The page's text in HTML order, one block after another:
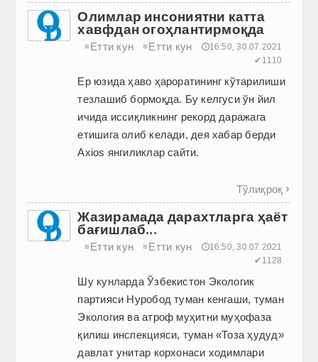
Олимлар инсониятни катта
хавфдан огоҳлантирмоқда
≡Етти кун ≡Етти кун
🕔16:50, 30.07.2021
✔1110
Ер юзида ҳаво ҳароратининг кўтарилиши
тезлашиб бормоқда. Бу келгуси ўн йил
ичида иссиқликнинг рекорд даражага
етишига олиб келади, дея хабар берди
Axios янгиликлар сайти.
Тўлиқроқ 
Жазирамада дарахтларга ҳаёт
бағишлаб...
≡Етти кун ≡Етти кун
🕔16:50, 30.07.2021
✔1128
Шу кунларда Ўзбекистон Экологик
партияси Нуробод туман кенгаши, туман
Экология ва атроф муҳитни муҳофаза
қилиш инспекцияси, туман «Тоза ҳудуд»
давлат унитар корхонаси ходимлари